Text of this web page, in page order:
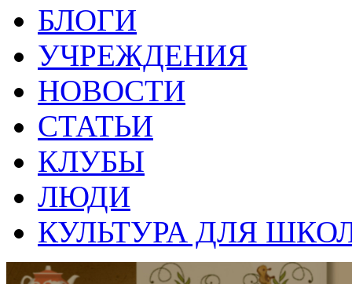
БЛОГИ
УЧРЕЖДЕНИЯ
НОВОСТИ
СТАТЬИ
КЛУБЫ
ЛЮДИ
КУЛЬТУРА ДЛЯ